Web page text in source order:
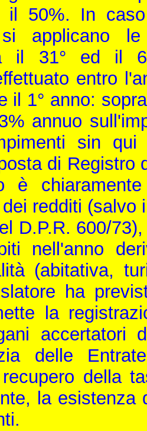
il 50%. In
applicano le
il 31° ed il
entro
il 1° anno:
annuo
sin qui
di Registro
è
redditi (salvo
D.P.R. 600/
nell'anno
(abitativa,
ha
la
accertatori
delle
della
la